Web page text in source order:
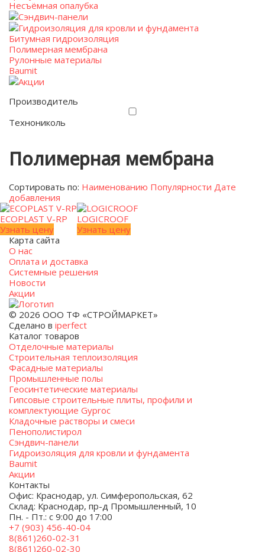
Несъёмная опалубка
Сэндвич-панели
Гидроизоляция для кровли и фундамента
Битумная гидроизоляция
Полимерная мембрана
Рулонные материалы
Baumit
Акции
Производитель
Технониколь
Полимерная мембрана
Сортировать по: Наименованию Популярности Дате
добавления
ECOPLAST V-RP
Узнать цену
LOGICROOF
Узнать цену
Карта сайта
О нас
Оплата и доставка
Системные решения
Новости
Акции
© 2026 ООО ТФ «СТРОЙМАРКЕТ»
Сделано в iperfect
Каталог товаров
Отделочные материалы
Строительная теплоизоляция
Фасадные материалы
Промышленные полы
Геосинтетические материалы
Гипсовые строительные плиты, профили и
комплектующие Gyproc
Кладочные растворы и смеси
Пенополистирол
Сэндвич-панели
Гидроизоляция для кровли и фундамента
Baumit
Акции
Контакты
Офис: Краснодар, ул. Симферопольская, 62
Склад: Краснодар, пр-д Промышленный, 10
Пн. - Пт.: с 9:00 до 17:00
+7 (903) 456-40-04
8(861)260-02-31
8(861)260-02-30